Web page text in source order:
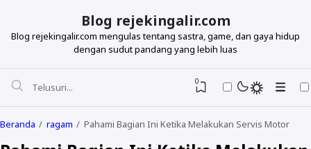
Blog rejekingalir.com
Blog rejekingalir.com mengulas tentang sastra, game, dan gaya hidup
dengan sudut pandang yang lebih luas
0
Beranda ragam Pahami Bagian Ini Ketika Melakukan Servis Motor